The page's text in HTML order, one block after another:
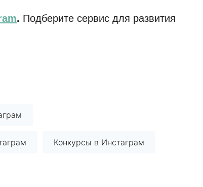
. Подберите сервис для развития
Конкурсы в Инстаграм